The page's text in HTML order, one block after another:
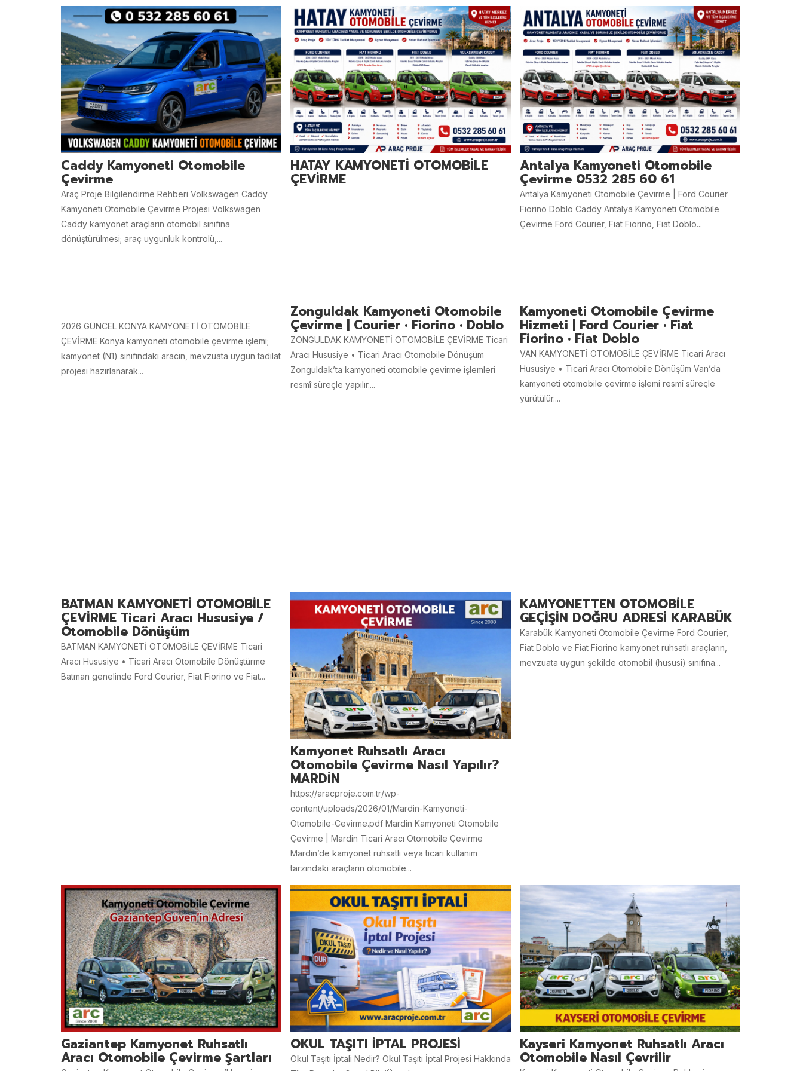
Caddy Kamyoneti Otomobile
Çevirme
Araç Proje Bilgilendirme Rehberi Volkswagen Caddy
Kamyoneti Otomobile Çevirme Projesi Volkswagen
Caddy kamyonet araçların otomobil sınıfına
dönüştürülmesi; araç uygunluk kontrolü,...
HATAY KAMYONETİ OTOMOBİLE
ÇEVİRME
Antalya Kamyoneti Otomobile
Çevirme 0532 285 60 61
Antalya Kamyoneti Otomobile Çevirme | Ford Courier
Fiorino Doblo Caddy Antalya Kamyoneti Otomobile
Çevirme Ford Courier, Fiat Fiorino, Fiat Doblo...
2026 GÜNCEL KONYA KAMYONETİ OTOMOBİLE
ÇEVİRME Konya kamyoneti otomobile çevirme işlemi;
kamyonet (N1) sınıfındaki aracın, mevzuata uygun tadilat
projesi hazırlanarak...
Zonguldak Kamyoneti Otomobile
Çevirme | Courier • Fiorino • Doblo
ZONGULDAK KAMYONETİ OTOMOBİLE ÇEVİRME Ticari
Aracı Hususiye • Ticari Aracı Otomobile Dönüşüm
Zonguldak’ta kamyoneti otomobile çevirme işlemleri
resmî süreçle yapılır....
Kamyoneti Otomobile Çevirme
Hizmeti | Ford Courier • Fiat
Fiorino • Fiat Doblo
VAN KAMYONETİ OTOMOBİLE ÇEVİRME Ticari Aracı
Hususiye • Ticari Aracı Otomobile Dönüşüm Van’da
kamyoneti otomobile çevirme işlemi resmî süreçle
yürütülür....
BATMAN KAMYONETİ OTOMOBİLE
ÇEVİRME Ticari Aracı Hususiye /
Otomobile Dönüşüm
BATMAN KAMYONETİ OTOMOBİLE ÇEVİRME Ticari
Aracı Hususiye • Ticari Aracı Otomobile Dönüştürme
Batman genelinde Ford Courier, Fiat Fiorino ve Fiat...
Kamyonet Ruhsatlı Aracı
Otomobile Çevirme Nasıl Yapılır?
MARDİN
https://aracproje.com.tr/wp-
content/uploads/2026/01/Mardin-Kamyoneti-
Otomobile-Cevirme.pdf Mardin Kamyoneti Otomobile
Çevirme | Mardin Ticari Aracı Otomobile Çevirme
Mardin’de kamyonet ruhsatlı veya ticari kullanım
tarzındaki araçların otomobile...
KAMYONETTEN OTOMOBİLE
GEÇİŞİN DOĞRU ADRESİ KARABÜK
Karabük Kamyoneti Otomobile Çevirme Ford Courier,
Fiat Doblo ve Fiat Fiorino kamyonet ruhsatlı araçların,
mevzuata uygun şekilde otomobil (hususi) sınıfına...
Gaziantep Kamyonet Ruhsatlı
Aracı Otomobile Çevirme Şartları
OKUL TAŞITI İPTAL PROJESİ
Okul Taşıtı İptali Nedir? Okul Taşıtı İptal Projesi Hakkında
Kayseri Kamyonet Ruhsatlı Aracı
Otomobile Nasıl Çevrilir